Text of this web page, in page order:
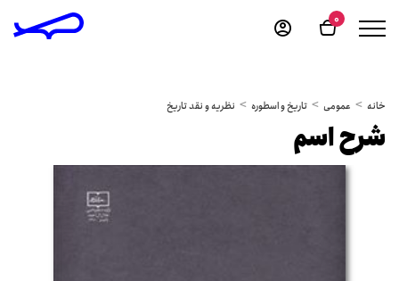
0
خانه عمومی تاریخ و اسطوره نظریه و نقد تاریخ
شرح اسم